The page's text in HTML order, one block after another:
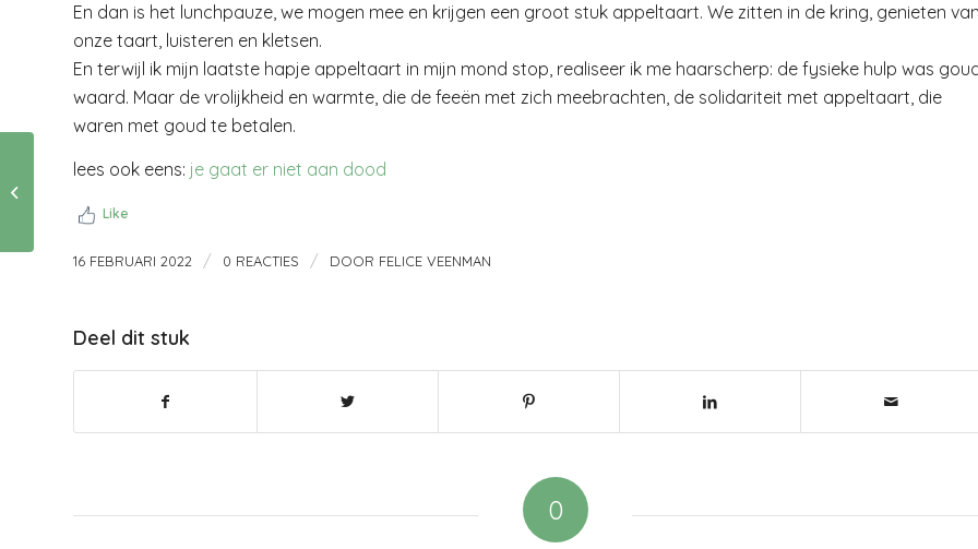
En dan is het lunchpauze, we mogen mee en krijgen een groot stuk appeltaart. We zitten in de kring, genieten
onze taart, luisteren en kletsen.
En terwijl ik mijn laatste hapje appeltaart in mijn mond stop, realiseer ik me haarscherp: de fysieke hulp was
waard. Maar de vrolijkheid en warmte, die de feeën met zich meebrachten, de solidariteit met appeltaart, die
waren met goud te betalen.
lees ook eens: je gaat er niet aan dood
Like
16 FEBRUARI 2022 / 0 REACTIES / DOOR FELICE VEENMAN
Deel dit stuk
0
Tijd krijgt een andere
betekenis….